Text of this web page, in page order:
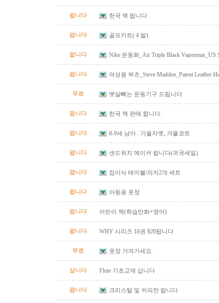
팝니다 한국 책 팝니다
팝니다 골프카트( 4 발)
팝니다 Nike 운동화_Air Triple Black Vapormax_US
팝니다
여성용 부츠_Steve Madden_Patent Leather
무료
뱃살빼는 운동기구 드립니다
팝니다 한국 책 판매 합니다.
팝니다 8-9세 남아 . 가을자켓, 겨울코트
팝니다 샌드위치 메이커 팝니다(귀국세일)
팝니다 접이식 테이블/의자2개 세트
팝니다 아동용 옷장
팝니다 어린이 책(학습만화+영어)
팝니다 WHY 시리즈 18권 $20팝니다
무료 옷장 가져가세요.
삽니다 Flute 기초교재 삽니다
팝니다 크리스탈 및 커피잔 팝니다